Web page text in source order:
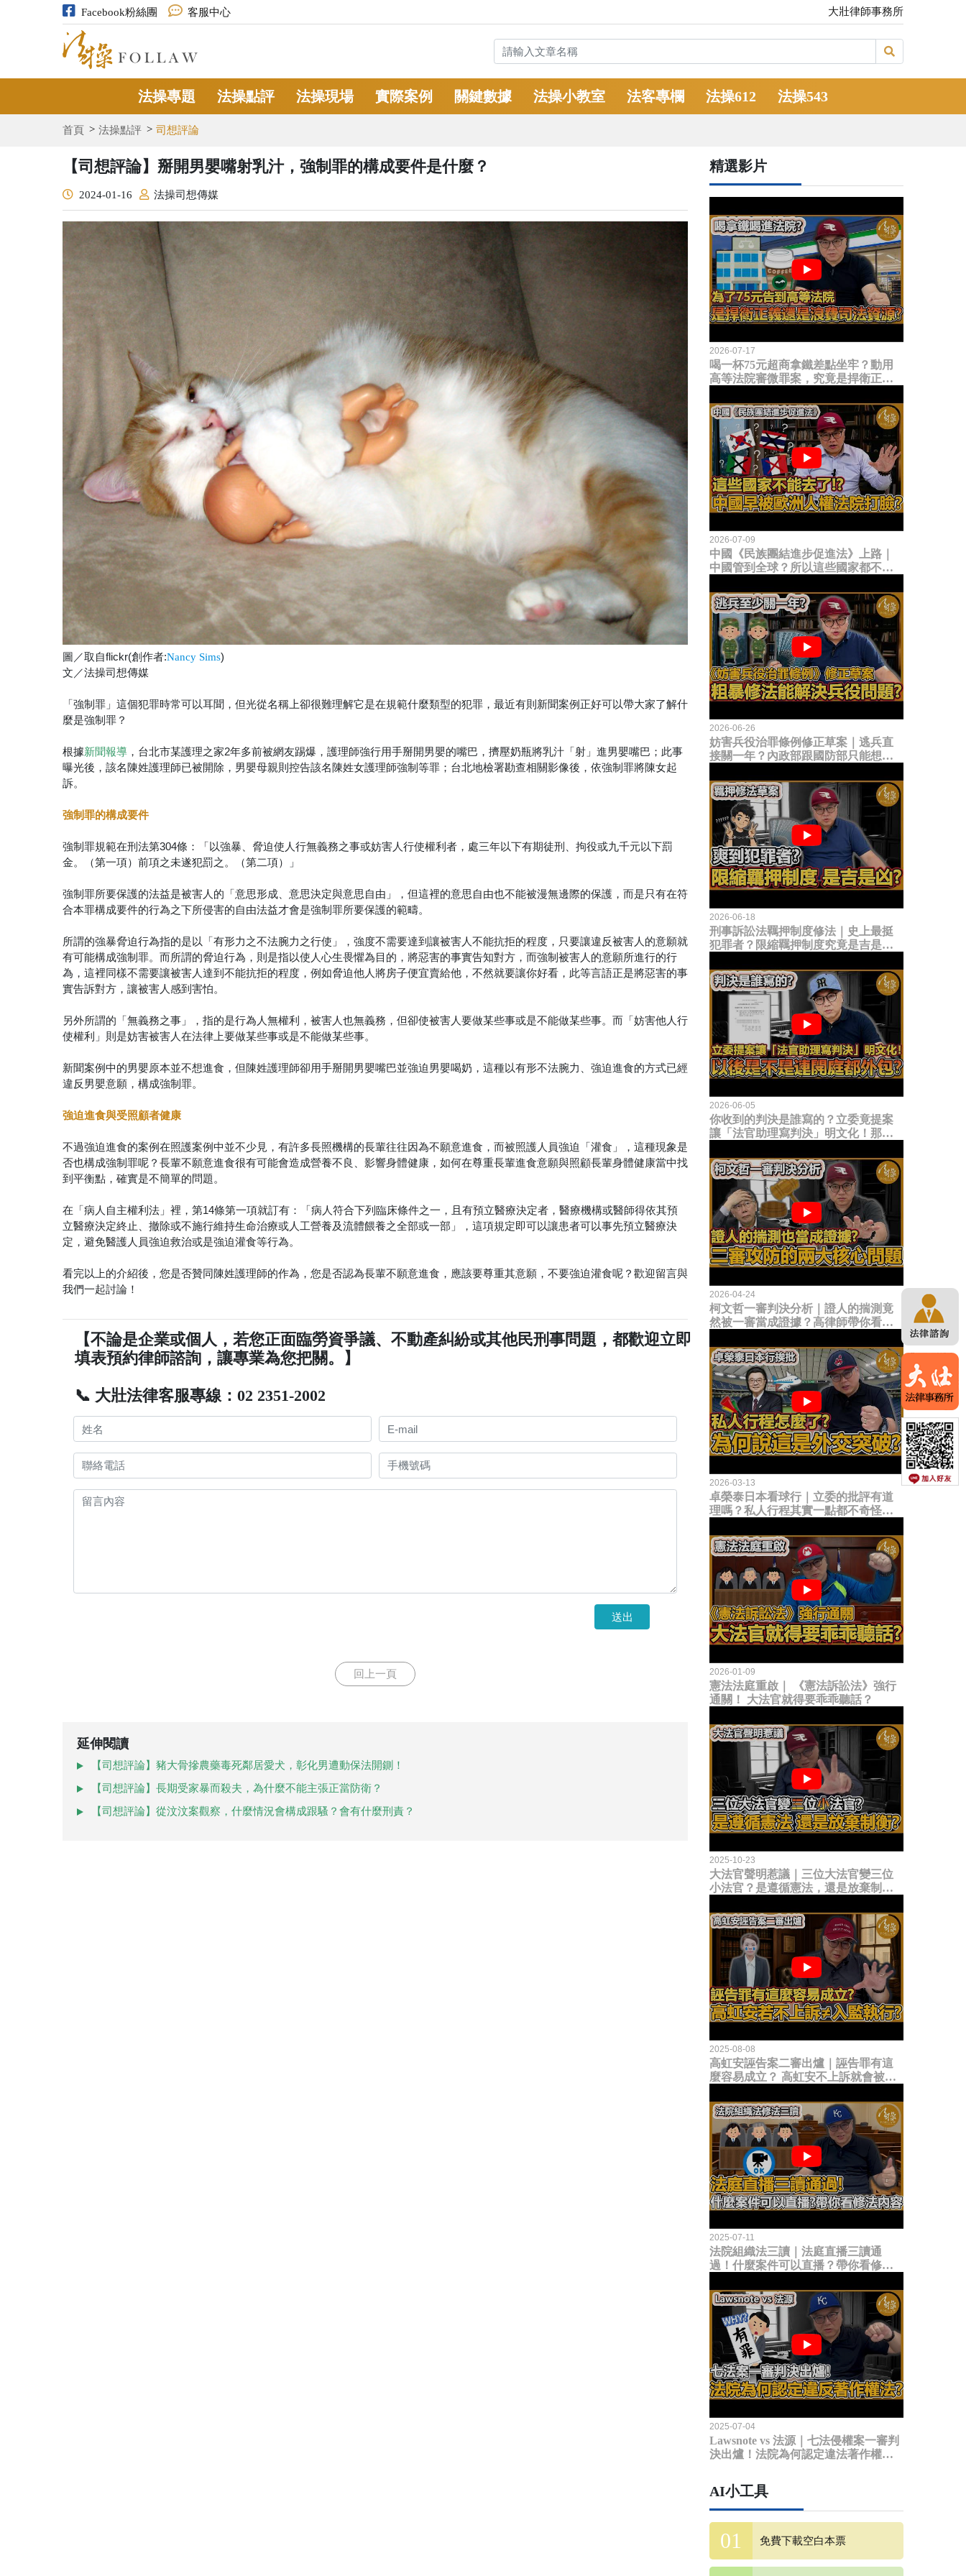
Facebook粉絲團 客服中心 大壯律師事務所
法操專題 法操點評 法操現場 實際案例 關鍵數據 法操小教室 法客專欄 法操612 法操543
首頁 法操點評 司想評論
【司想評論】掰開男嬰嘴射乳汁，強制罪的構成要件是什麼？
2024-01-16 法操司想傳媒
圖／取自flickr(創作者:Nancy Sims)
文／法操司想傳媒
「強制罪」這個犯罪時常可以耳聞，但光從名稱上卻很難理解它是在規範什麼類型的犯罪，最近有則新聞案例正好可以帶大家了解什
麼是強制罪？
根據新聞報導 ，台北市某護理之家2年多前被網友踢爆，護理師強行用手掰開男嬰的嘴巴，擠壓奶瓶將乳汁「射」進男嬰嘴巴；此事
曝光後，該名陳姓護理師已被開除，男嬰母親則控告該名陳姓女護理師強制等罪；台北地檢署勘查相關影像後，依強制罪將陳女起
訴。
強制罪的構成要件
強制罪規範在刑法第304條：「以強暴、脅迫使人行無義務之事或妨害人行使權利者，處三年以下有期徒刑、拘役或九千元以下罰
金。（第一項）前項之未遂犯罰之。（第二項）」
強制罪所要保護的法益是被害人的「意思形成、意思決定與意思自由」，但這裡的意思自由也不能被漫無邊際的保護，而是只有在符
合本罪構成要件的行為之下所侵害的自由法益才會是強制罪所要保護的範疇。
所謂的強暴脅迫行為指的是以「有形力之不法腕力之行使」，強度不需要達到讓被害人不能抗拒的程度，只要讓違反被害人的意願就
有可能構成強制罪。而所謂的脅迫行為，則是指以使人心生畏懼為目的，將惡害的事實告知對方，而強制被害人的意願所進行的行
為，這裡同樣不需要讓被害人達到不能抗拒的程度，例如脅迫他人將房子便宜賣給他，不然就要讓你好看，此等言語正是將惡害的事
實告訴對方，讓被害人感到害怕。
另外所謂的「無義務之事」，指的是行為人無權利，被害人也無義務，但卻使被害人要做某些事或是不能做某些事。而「妨害他人行
使權利」則是妨害被害人在法律上要做某些事或是不能做某些事。
新聞案例中的男嬰原本並不想進食，但陳姓護理師卻用手掰開男嬰嘴巴並強迫男嬰喝奶，這種以有形不法腕力、強迫進食的方式已經
違反男嬰意願，構成強制罪。
強迫進食與受照顧者健康
不過強迫進食的案例在照護案例中並不少見，有許多長照機構的長輩往往因為不願意進食，而被照護人員強迫「灌食」，這種現象是
否也構成強制罪呢？長輩不願意進食很有可能會造成營養不良、影響身體健康，如何在尊重長輩進食意願與照顧長輩身體健康當中找
到平衡點，確實是不簡單的問題。
在「病人自主權利法」裡，第14條第一項就訂有：「病人符合下列臨床條件之一，且有預立醫療決定者，醫療機構或醫師得依其預
立醫療決定終止、撤除或不施行維持生命治療或人工營養及流體餵養之全部或一部」，這項規定即可以讓患者可以事先預立醫療決
定，避免醫護人員強迫救治或是強迫灌食等行為。
看完以上的介紹後，您是否贊同陳姓護理師的作為，您是否認為長輩不願意進食，應該要尊重其意願，不要強迫灌食呢？歡迎留言與
我們一起討論！
【不論是企業或個人，若您正面臨勞資爭議、不動產糾紛或其他民刑事問題，都歡迎立即
填表預約律師諮詢，讓專業為您把關。】
📞 大壯法律客服專線：02 2351-2002
送出
回上一頁
延伸閱讀
【司想評論】豬大骨摻農藥毒死鄰居愛犬，彰化男遭動保法開鍘！
【司想評論】長期受家暴而殺夫，為什麼不能主張正當防衛？
【司想評論】從汶汶案觀察，什麼情況會構成跟騷？會有什麼刑責？
精選影片
2026-07-17
喝一杯75元超商拿鐵差點坐牢？動用
高等法院審微罪案，究竟是捍衛正義
2026-07-09
中國《民族團結進步促進法》上路｜
中國管到全球？所以這些國家都不能
臉？
2026-06-26
妨害兵役治罪條例修正草案｜逃兵直
接關一年？內政部跟國防部只能想到
題？
2026-06-18
刑事訴訟法羈押制度修法｜史上最挺
犯罪者？限縮羈押制度究竟是吉是
2026-06-05
你收到的判決是誰寫的？立委竟提案
讓「法官助理寫判決」明文化！那以
2026-04-24
柯文哲一審判決分析｜證人的揣測竟
然被一審當成證據？高律師帶你看未
2026-03-13
卓榮泰日本看球行｜立委的批評有道
理嗎？私人行程其實一點都不奇怪？
2026-01-09
憲法法庭重啟｜ 《憲法訴訟法》強行
通關！ 大法官就得要乖乖聽話？
2025-10-23
大法官聲明惹議｜三位大法官變三位
小法官？是遵循憲法，還是放棄制衡
2025-08-08
高虹安誣告案二審出爐｜誣告罪有這
麼容易成立？ 高虹安不上訴就會被
2025-07-11
法院組織法三讀｜法庭直播三讀通
過！什麼案件可以直播？帶你看修法
2025-07-04
Lawsnote vs 法源｜七法侵權案一審判
決出爐！法院為何認定違法著作權
AI小工具
免費下載空白本票